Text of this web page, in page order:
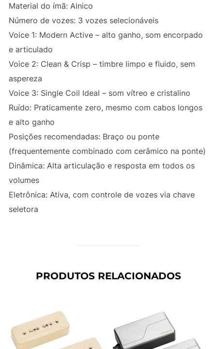
Material do ímã: Alnico
Número de vozes: 3 vozes selecionáveis
Voice 1: Modern Active – alto ganho, som encorpado
e articulado
Voice 2: Clean & Crisp – timbre limpo e fluido, sem
aspereza
Voice 3: Single Coil Ideal – som vítreo e cristalino
Ruído: Praticamente zero, mesmo com cabos longos
e alto ganho
Posições recomendadas: Braço ou ponte
(frequentemente combinado com cerâmico na ponte)
Dinâmica: Alta articulação e resposta em todos os
volumes
Eletrônica: Ativa, com controle de vozes via chave
seletora
PRODUTOS RELACIONADOS